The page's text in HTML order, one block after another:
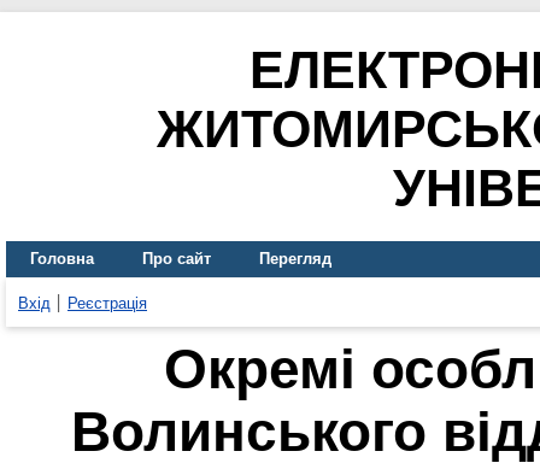
Головна Про сайт Перегляд
Вхід Реєстрація
Окремі
Волинського